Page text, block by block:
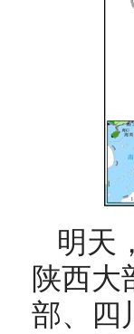
明天，
陕西大
部、四